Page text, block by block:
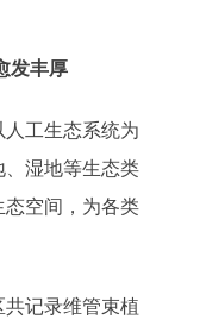
发丰厚
工生态系统为
、湿地等生态类
空间，为各类
记录维管束植